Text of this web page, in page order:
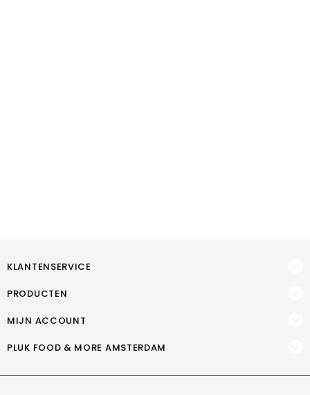
KLANTENSERVICE
PRODUCTEN
MIJN ACCOUNT
PLUK FOOD & MORE AMSTERDAM